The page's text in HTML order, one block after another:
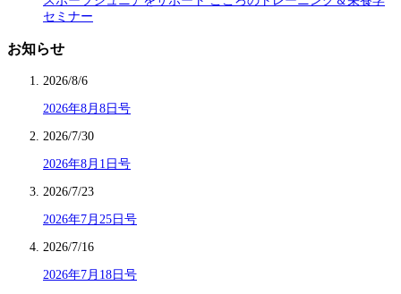
セミナー
お知らせ
2026/8/6
2026年8月8日号
2026/7/30
2026年8月1日号
2026/7/23
2026年7月25日号
2026/7/16
2026年7月18日号